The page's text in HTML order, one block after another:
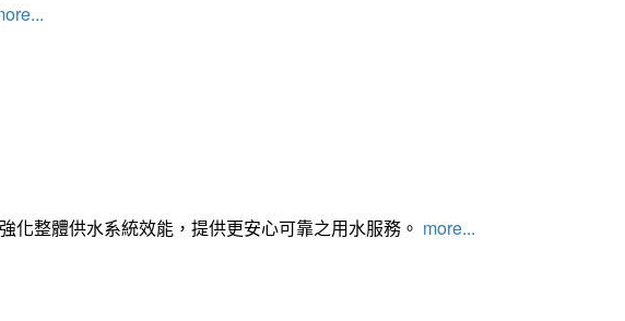
整體供水系統效能，提供更安心可靠之用水服務。 more...